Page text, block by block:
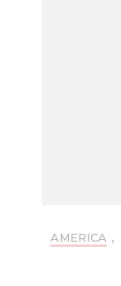
AMERICA ,